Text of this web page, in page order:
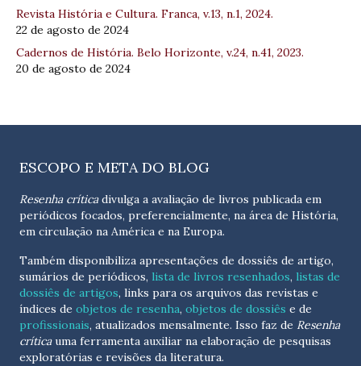
Revista História e Cultura. Franca, v.13, n.1, 2024.
22 de agosto de 2024
Cadernos de História. Belo Horizonte, v.24, n.41, 2023.
20 de agosto de 2024
ESCOPO E META DO BLOG
Resenha críticadivulga a avaliação de livros publicada em
periódicos focados, preferencialmente, na área de História,
em circulação na América e na Europa.
Também disponibiliza apresentações de dossiês de artigo,
sumários de periódicos, lista de livros resenhados, listas de
dossiês de artigos, links para os arquivos das revistas e
índices de objetos de resenha, objetos de dossiês e de
profissionais, atualizados mensalmente. Isso faz de Resenha
críticauma ferramenta auxiliar na elaboração de pesquisas
exploratórias e revisões da literatura.